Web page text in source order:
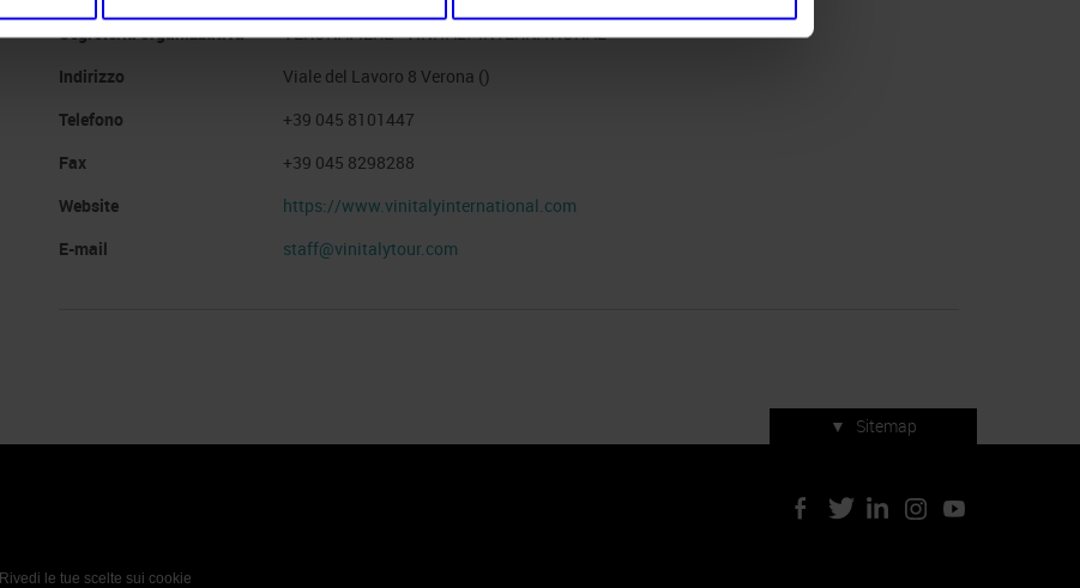
Segreteria organizzativa
VERONAFIERE - VINITALY INTERNATIONAL
Indirizzo
Viale del Lavoro 8 Verona ()
Telefono
+39 045 8101447
Fax
+39 045 8298288
Website
https://www.vinitalyinternational.com
E-mail
staff@vinitalytour.com
▼ Sitemap
Servizi di manifestazione
Rivedi le tue scelte sui cookie